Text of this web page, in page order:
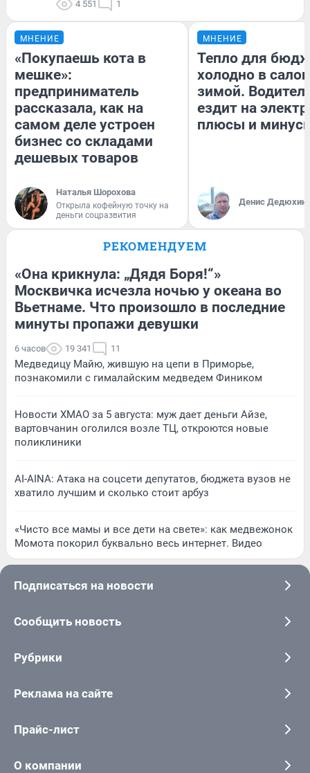
4 551 1
МНЕНИЕ
«Покупаешь кота в
мешке»:
предприниматель
рассказала, как на
самом деле устроен
бизнес со складами
дешевых товаров
Наталья Шорохова
Открыла кофейную точку на
деньги соцразвития
МНЕНИЕ
Тепло для
холодно в
зимой.
ездит на
плюсы и
Денис Дедюхин
РЕКОМЕНДУЕМ
«Она крикнула: „Дядя Боря!“»
Москвичка исчезла ночью у океана во
Вьетнаме. Что произошло в последние
минуты пропажи девушки
6 часов 19 341 11
Медведицу Майю, жившую на цепи в Приморье,
познакомили с гималайским медведем Фиником
Новости ХМАО за 5 августа: муж дает деньги Айзе,
вартовчанин оголился возле ТЦ, откроются новые
поликлиники
AI-AINA: Атака на соцсети депутатов, бюджета вузов не
хватило лучшим и сколько стоит арбуз
«Чисто все мамы и все дети на свете»: как медвежонок
Момота покорил буквально весь интернет. Видео
Подписаться на новости
Сообщить новость
Рубрики
Реклама на сайте
Прайс-лист
О компании